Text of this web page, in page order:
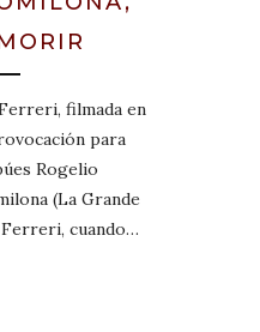
filmada en
para
Rogelio
(La Grande
Ferreri, cuando…